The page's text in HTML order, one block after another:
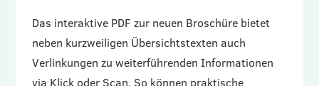
Das interaktive PDF zur neuen Broschüre bietet
neben kurzweiligen Übersichtstexten auch
Verlinkungen zu weiterführenden Informationen
via Klick oder Scan. So können praktische